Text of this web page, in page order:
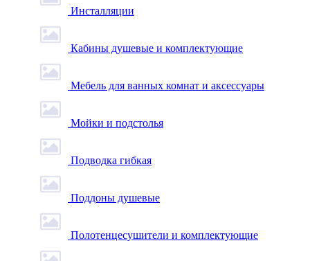
Инсталляции
Кабины душевые и комплектующие
Мебель для ванных комнат и аксессуары
Мойки и подстолья
Подводка гибкая
Поддоны душевые
Полотенцесушители и комплектующие